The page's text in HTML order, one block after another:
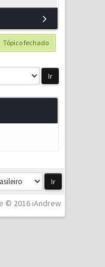
Tópico fechado
© 2016 iAndrew